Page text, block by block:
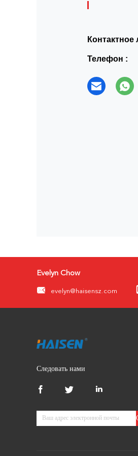
Контактное
Телефон :
Evelyn Chow
evelyn@haisensz.com
Следовать нами